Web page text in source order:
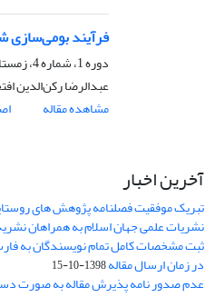
فرآیند بومی‌سازی
دوره 1، شماره 4، زمستان 1389، صفحه
عبدالرضا رکن‌الدین
مشاهده مقاله
آخرین اخبار
تبریک موفقیت فصلنامه پژوهش های
نشریات علمی جهان اسلام به همراهان
ثبت مشخصات کامل تمام نویسندگان به
در زمان ارسال مقاله1398-10-15
عدم صدور نامه پذیرش مقاله به صورت